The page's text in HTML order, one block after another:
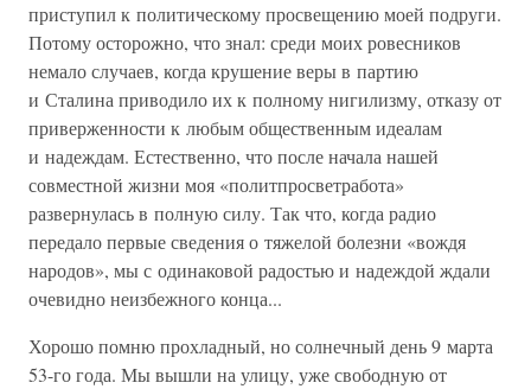
приступил к политическому просвещению моей подруги.
Потому осторожно, что знал: среди моих ровесников
немало случаев, когда крушение веры в партию
и Сталина приводило их к полному нигилизму, отказу от
приверженности к любым общественным идеалам
и надеждам. Естественно, что после начала нашей
совместной жизни моя «политпросветработа»
развернулась в полную силу. Так что, когда радио
передало первые сведения о тяжелой болезни «вождя
народов», мы с одинаковой радостью и надеждой ждали
очевидно неизбежного конца...
Хорошо помню прохладный, но солнечный день 9 марта
53-го года. Мы вышли на улицу, уже свободную от